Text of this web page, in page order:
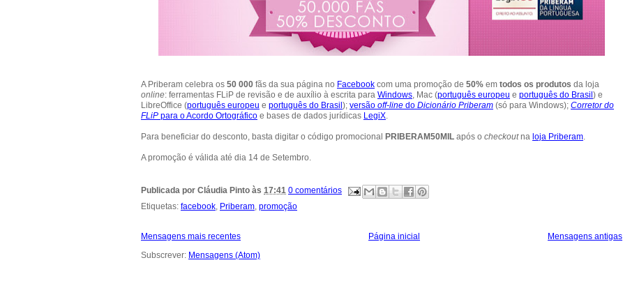
A Priberam celebra os 50 000 fãs da sua página no Facebook com uma promoção de 50% em todos os produtos da loja
online: ferramentas FLiP de revisão e de auxílio à escrita para Windows, Mac (português europeu e português do Brasil ) e
LibreOffice (português europeu e português do Brasil ); versão off-line do Dicionário Priberam (só para Windows); Corretor do
FLiP para o Acordo Ortográfico e bases de dados jurídicas LegiX.
Para beneficiar do desconto, basta digitar o código promocional PRIBERAM50MIL após o checkoutna loja Priberam.
A promoção é válida até dia 14 de Setembro.
Publicada por Cláudia Pinto às 17:41 0 comentários
Etiquetas: facebook, Priberam, promoção
Mensagens mais recentes Mensagens antigas
Página inicial
Subscrever: Mensagens (Atom)